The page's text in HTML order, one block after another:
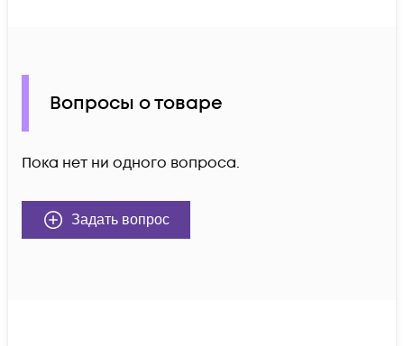
Вопросы о товаре
Пока нет ни одного вопроса.
Задать вопрос